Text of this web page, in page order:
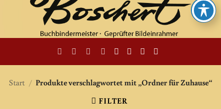
Start / Produkte verschlagwortet mit „Ordner für Zuhause“
FILTER